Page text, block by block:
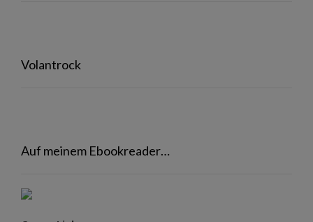
Volantrock
Auf meinem Ebookreader…